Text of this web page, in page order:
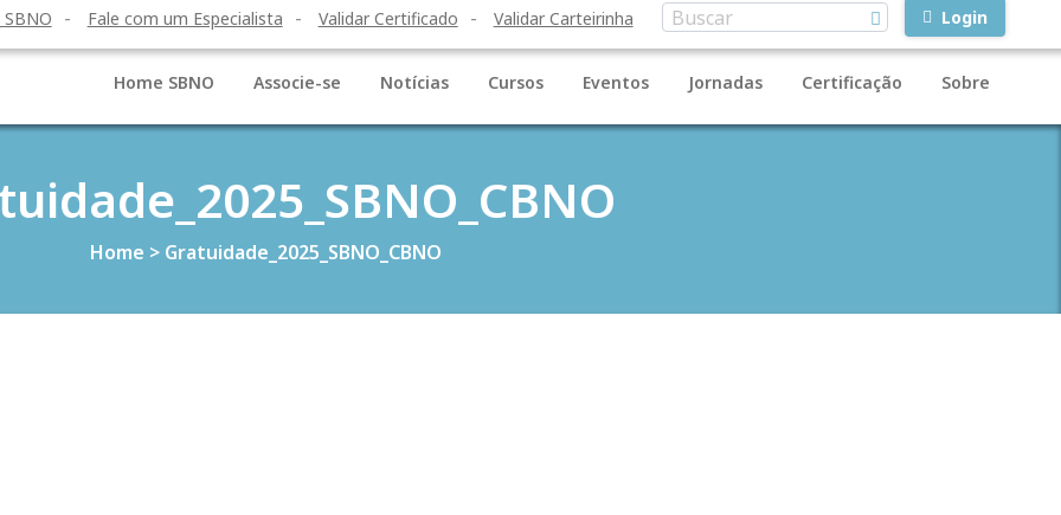
Fale com um Especialista Validar Certificado Validar Carteirinha Login
Home SBNO Associe-se Notícias Cursos Eventos Jornadas Certificação Sobre
Home > Gratuidade_2025_SBNO_CBNO